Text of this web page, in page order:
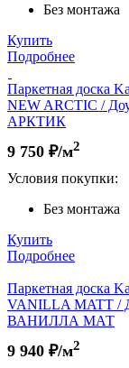
Без монтажа
Купить
Подробнее
Паркетная доска
NEW ARCTIC /
АРКТИК
9 750 ₽/м2
Условия покупки:
Без монтажа
Купить
Подробнее
Паркетная доска
VANILLA MATT /
ВАНИЛЛА МАТ
9 940 ₽/м2